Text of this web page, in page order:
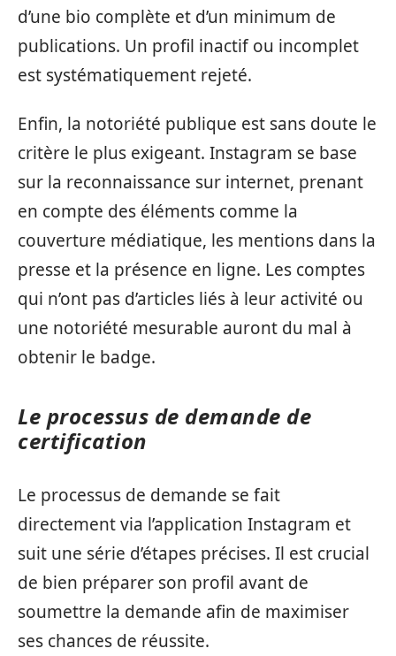
d’une bio complète et d’un minimum de
publications. Un profil inactif ou incomplet
est systématiquement rejeté.
Enfin, la notoriété publique est sans doute le
critère le plus exigeant. Instagram se base
sur la reconnaissance sur internet, prenant
en compte des éléments comme la
couverture médiatique, les mentions dans la
presse et la présence en ligne. Les comptes
qui n’ont pas d’articles liés à leur activité ou
une notoriété mesurable auront du mal à
obtenir le badge.
Le processus de demande de
certification
Le processus de demande se fait
directement via l’application Instagram et
suit une série d’étapes précises. Il est crucial
de bien préparer son profil avant de
soumettre la demande afin de maximiser
ses chances de réussite.